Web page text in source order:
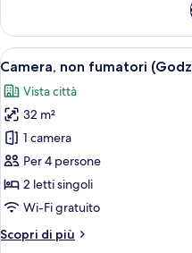
fumatori
(with
Breakfast,
Lounge
Access)
con
letti
non
fumatori
(with
Breakfast,
Lounge
Access)
Apri
tutte
le
foto
per
Camera,
non
fumatori
(Godzilla
vs.
4
Camera, non fumatori
Vista città
32 m²
1 camera
Per 4 persone
2 letti singoli
Wi-Fi gratuito
Scopri di più
Altri